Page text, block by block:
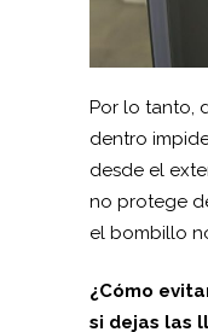
Por lo tanto,
dentro
desde el
no protege
el bombillo
¿Cómo
si dejas las